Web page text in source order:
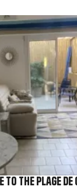
to the plage de